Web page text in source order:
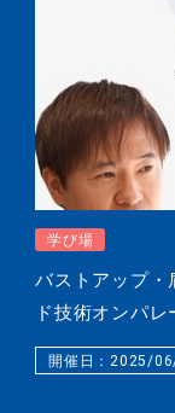
学び場
バストアップ・
ド技術オンパ
開催日：2025/